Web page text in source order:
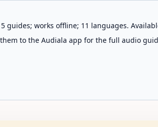
guides; works offline; 11 languages.
to the Audiala app for the full audio